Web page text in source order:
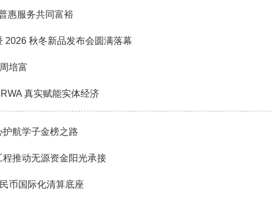
惠服务共同富裕
2026 秋冬新品发布会圆满落幕
培富
真实赋能实体经济
航学子金榜之路
推动无源资金阳光承接
币国际化清算底座